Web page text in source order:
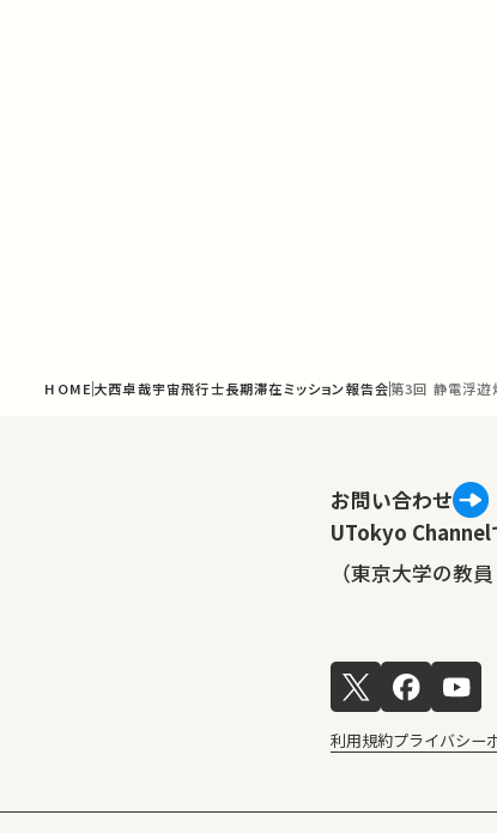
HOME 大西卓哉宇宙飛行士長期滞在ミッション報告会第3回 静電浮遊
お問い合わせ
UTokyo Channel
（東京大学の教
利用規約プライバシー